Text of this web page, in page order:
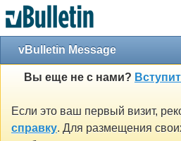
vBulletin Message
Вы еще не с нами?
Если это ваш первый визит,
справку. Для размещения